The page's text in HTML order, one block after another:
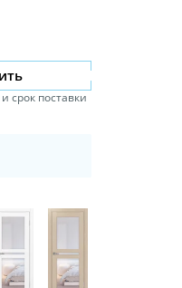
срок поставки